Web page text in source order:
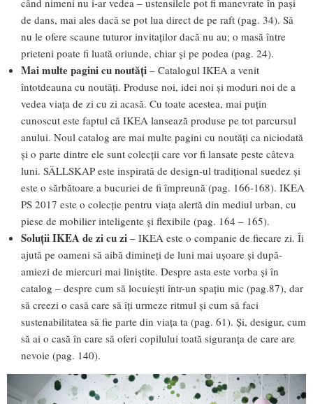
de dans, mai ales dacă se pot lua direct de pe raft (pag. 34). Să
nu le ofere scaune tuturor invitaților dacă nu au; o masă între
prieteni poate fi luată oriunde, chiar și pe podea (pag. 24).
Mai multe pagini cu noutăți – Catalogul IKEA a venit
întotdeauna cu noutăți. Produse noi, idei noi și moduri noi de a
vedea viața de zi cu zi acasă. Cu toate acestea, mai puțin
cunoscut este faptul că IKEA lansează produse pe tot parcursul
anului. Noul catalog are mai multe pagini cu noutăți ca niciodată
și o parte dintre ele sunt colecții care vor fi lansate peste câteva
luni. SÄLLSKAP este inspirată de design-ul tradițional suedez și
este o sărbătoare a bucuriei de fi împreună (pag. 166-168). IKEA
PS 2017 este o colecție pentru viața alertă din mediul urban, cu
piese de mobilier inteligente și flexibile (pag. 164 – 165).
Soluții IKEA de zi cu zi – IKEA este o companie de fiecare zi. Îi
ajută pe oameni să aibă dimineți de luni mai ușoare și după-
amiezi de miercuri mai liniștite. Despre asta este vorba și în
catalog – despre cum să locuiești într-un spațiu mic (pag.87), dar
să creezi o casă care să îți urmeze ritmul și cum să faci
sustenabilitatea să fie parte din viața ta (pag. 61). Și, desigur, cum
să ai o casă în care să oferi copilului toată siguranța de care are
nevoie (pag. 140).